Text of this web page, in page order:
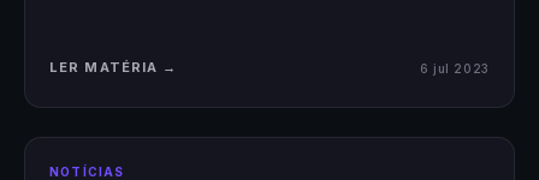
LER MATÉRIA → 6 jul 2023
NOTÍCIAS